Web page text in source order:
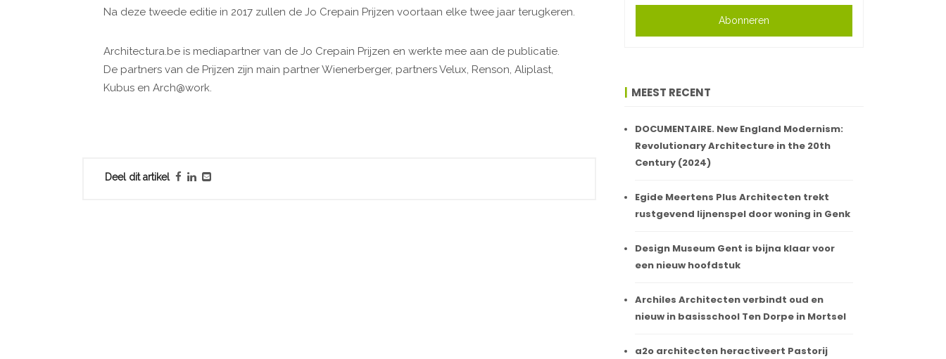
Na deze tweede editie in 2017 zullen de Jo Crepain Prijzen voortaan elke twee jaar terugkeren.
Architectura.be is mediapartner van de Jo Crepain Prijzen en werkte mee aan de publicatie.
De partners van de Prijzen zijn main partner Wienerberger, partners Velux, Renson, Aliplast,
Kubus en Arch@work.
Deel dit artikel
Abonneren
MEEST RECENT
DOCUMENTAIRE. New England Modernism:
Revolutionary Architecture in the 20th
Century (2024)
Egide Meertens Plus Architecten trekt
rustgevend lijnenspel door woning in Genk
Design Museum Gent is bijna klaar voor
een nieuw hoofdstuk
Archiles Architecten verbindt oud en
nieuw in basisschool Ten Dorpe in Mortsel
a2o architecten heractiveert Pastorij